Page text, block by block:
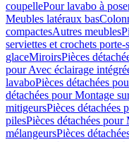
coupellePour lavabo à
Meubles latéraux bas
compactesAutres meubles
serviettes et crochets porte-
glaceMiroirsPièces
pour Avec éclairage
lavaboPièces détachées
détachées pour Montage
mitigeursPièces détachées
pilesPièces détachées
mélangeursPièces